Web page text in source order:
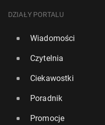
DZIAŁY PORTALU
Wiadomości
Czytelnia
Ciekawostki
Poradnik
Promocje